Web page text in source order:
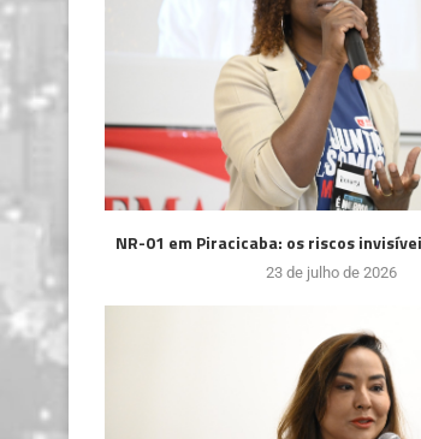
NR-01 em Piracicaba: os riscos
23 de julho de 2026